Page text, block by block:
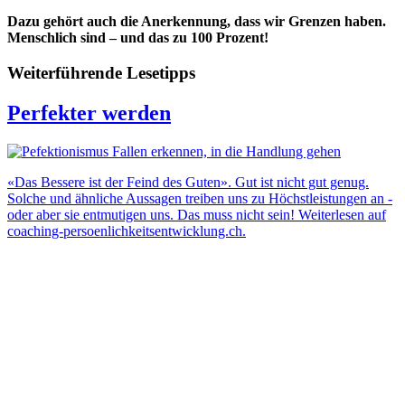
Dazu gehört auch die Anerkennung, dass wir Grenzen haben.
Menschlich sind – und das zu 100 Prozent!
Weiterführende Lesetipps
Perfekter werden
«Das Bessere ist der Feind des Guten». Gut ist nicht gut genug.
Solche und ähnliche Aussagen treiben uns zu Höchstleistungen an -
oder aber sie entmutigen uns. Das muss nicht sein! Weiterlesen auf
coaching-persoenlichkeitsentwicklung.ch.